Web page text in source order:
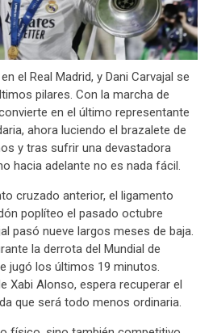
el Real Madrid, y Dani Carvajal se
pilares. Con la marcha de
en el último representante
ahora luciendo el brazalete de
y tras sufrir una devastadora
hacia adelante no es nada fácil.
cruzado anterior, el ligamento
poplíteo el pasado octubre
pasó nueve largos meses de baja.
la derrota del Mundial de
jugó los últimos 19 minutos.
Xabi Alonso, espera recuperar el
que será todo menos ordinaria.